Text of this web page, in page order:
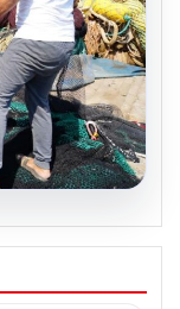
“4 aydır